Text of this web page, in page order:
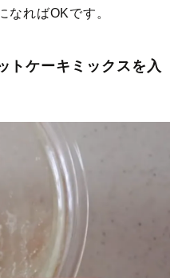
なればOKです。
ケーキミックスを入